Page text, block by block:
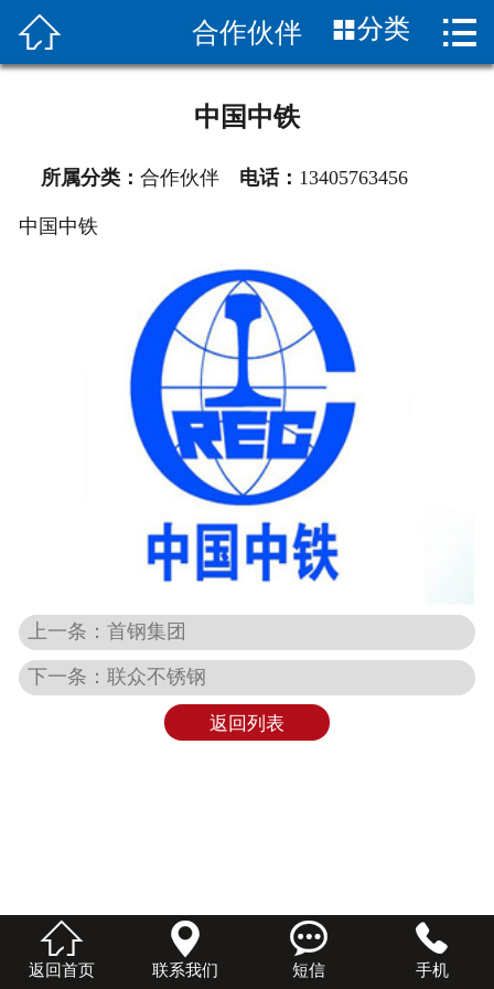
 首页
合作伙伴
销售网络
 合作伙伴 分类 
中国中铁
所属分类： 合作伙伴 电话： 13405763456
中国中铁
上一条：首钢集团
下一条：联众不锈钢
返回列表

返回首页

联系我们

短信

手机